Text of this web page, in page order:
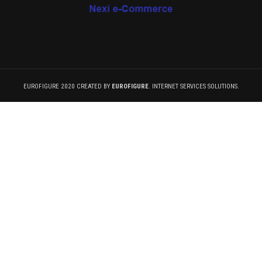
EUROFIGURE 2020 CREATED BY EUROFIGURE. INTERNET SERVICES SOLUTIONS.